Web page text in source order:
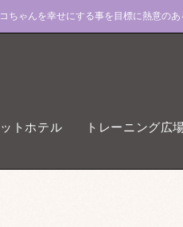
ゃんを幸せにする事を目標に熱意の
トホテル トレーニング広